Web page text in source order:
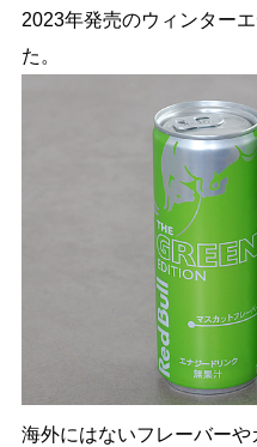
2023年発売のウィンター
た。
海外にはないフレーバー